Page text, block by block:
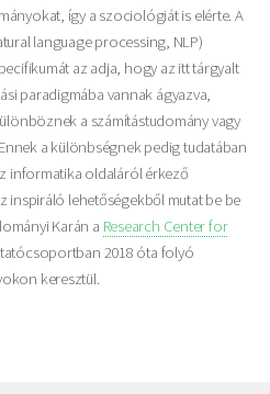
így a szociológiát is elérte. A
language processing, NLP)
az adja, hogy az itt tárgyalt
paradigmába vannak ágyazva,
a számítástudomány vagy
a különbségnek pedig tudatában
informatika oldaláról érkező
inspiráló lehetőségekből mutat be be
Karán a Research Center for
2018 óta folyó
keresztül.